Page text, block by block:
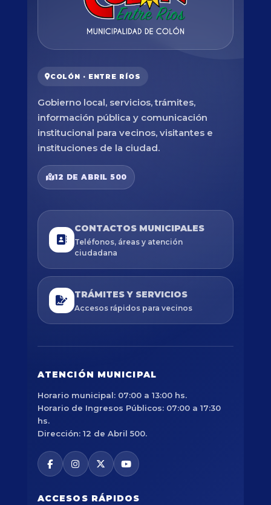
COLÓN · ENTRE RÍOS
Gobierno local, servicios, trámites,
información pública y comunicación
institucional para vecinos, visitantes e
instituciones de la ciudad.
12 DE ABRIL 500
CONTACTOS MUNICIPALES
Teléfonos, áreas y atención
ciudadana
TRÁMITES Y SERVICIOS
Accesos rápidos para vecinos
ATENCIÓN MUNICIPAL
Horario municipal: 07:00 a 13:00 hs.
Horario de Ingresos Públicos: 07:00 a 17:30
hs.
Dirección: 12 de Abril 500.
ACCESOS RÁPIDOS